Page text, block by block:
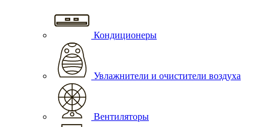
Кондиционеры
Увлажнители и очистители воздуха
Вентиляторы